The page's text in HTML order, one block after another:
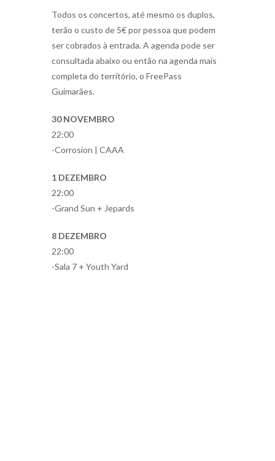
Todos os concertos, até mesmo os duplos,
terão o custo de 5€ por pessoa que podem
ser cobrados à entrada. A agenda pode ser
consultada abaixo ou então na agenda mais
completa do território, o FreePass
Guimarães.
30 NOVEMBRO
22:00
-Corrosion | CAAA
1 DEZEMBRO
22:00
-Grand Sun + Jepards
8 DEZEMBRO
22:00
-Sala 7 + Youth Yard